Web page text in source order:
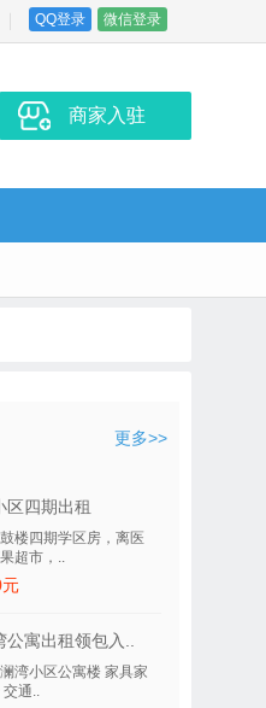
QQ登录 微信登录
商家入驻
更多>>
区四期出租
楼四期学区房，离医
超市，..
元
公寓出租领包入..
湾小区公寓楼 家具家
交通..